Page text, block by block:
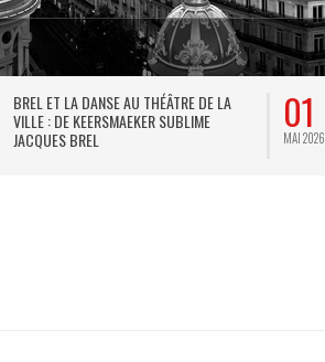
BREL ET LA DANSE AU THÉÂTRE DE LA
VILLE : DE KEERSMAEKER SUBLIME
JACQUES BREL
01
MAI 2026